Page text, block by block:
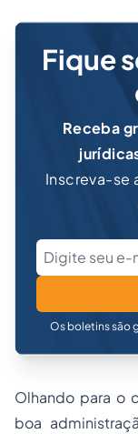
Fique
Receba
Inscreva-se
Os boletins são
Olhando para o
boa